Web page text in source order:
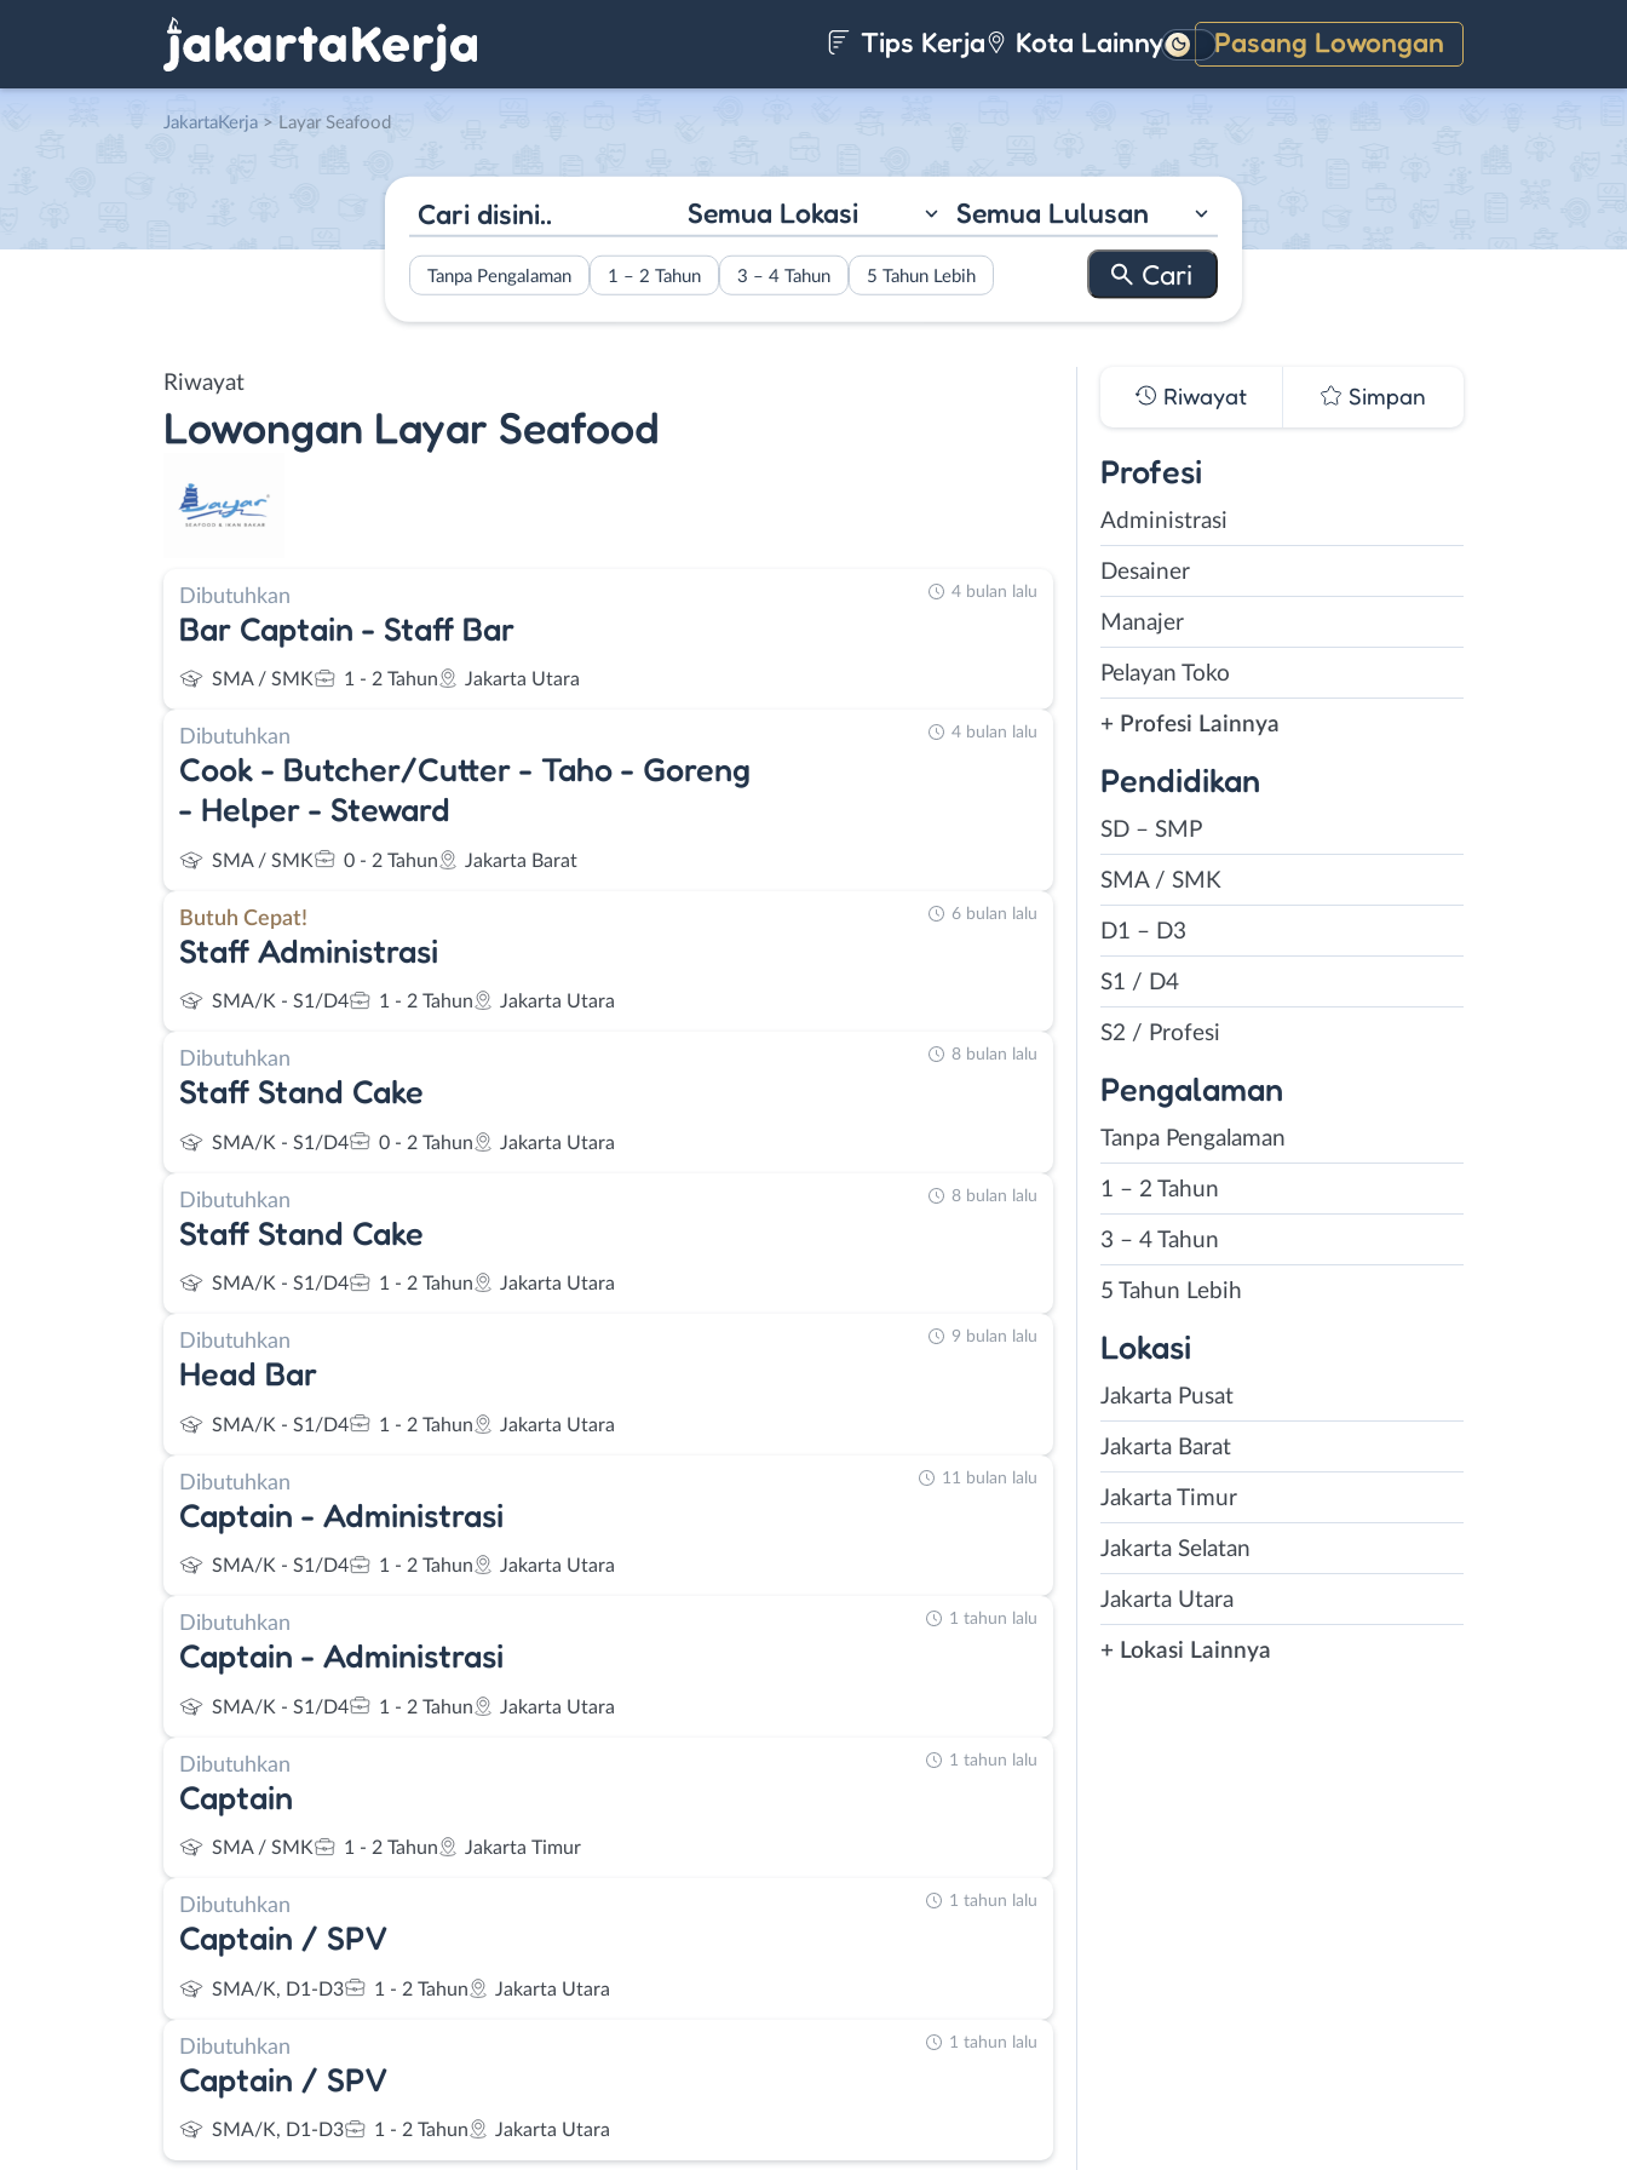
Tips Kerja Kota Lainnya Pasang Lowongan
Gelap
JakartaKerja > Layar Seafood
Semua Lokasi Semua Lulusan
Tanpa Pengalaman 1 – 2 Tahun 3 – 4 Tahun 5 Tahun Lebih
Riwayat
Lowongan Layar Seafood
Dibutuhkan
Bar Captain - Staff Bar
SMA / SMK 1 - 2 Tahun Jakarta Utara
4 bulan lalu
Dibutuhkan
Cook - Butcher/Cutter - Taho - Goreng
- Helper - Steward
SMA / SMK 0 - 2 Tahun Jakarta Barat
4 bulan lalu
Butuh Cepat!
Staff Administrasi
SMA/K - S1/D4 1 - 2 Tahun Jakarta Utara
6 bulan lalu
Dibutuhkan
Staff Stand Cake
SMA/K - S1/D4 0 - 2 Tahun Jakarta Utara
8 bulan lalu
Dibutuhkan
Staff Stand Cake
SMA/K - S1/D4 1 - 2 Tahun Jakarta Utara
8 bulan lalu
Dibutuhkan
Head Bar
SMA/K - S1/D4 1 - 2 Tahun Jakarta Utara
9 bulan lalu
Dibutuhkan
Captain - Administrasi
SMA/K - S1/D4 1 - 2 Tahun Jakarta Utara
11 bulan lalu
Dibutuhkan
Captain - Administrasi
SMA/K - S1/D4 1 - 2 Tahun Jakarta Utara
1 tahun lalu
Dibutuhkan
Captain
SMA / SMK 1 - 2 Tahun Jakarta Timur
1 tahun lalu
Dibutuhkan
Captain / SPV
SMA/K, D1-D3 1 - 2 Tahun Jakarta Utara
1 tahun lalu
Dibutuhkan
Captain / SPV
SMA/K, D1-D3 1 - 2 Tahun Jakarta Utara
1 tahun lalu
Riwayat Simpan
Profesi
Administrasi
Desainer
Manajer
Pelayan Toko
+ Profesi Lainnya
Pendidikan
SD – SMP
SMA / SMK
D1 – D3
S1 / D4
S2 / Profesi
Pengalaman
Tanpa Pengalaman
1 – 2 Tahun
3 – 4 Tahun
5 Tahun Lebih
Lokasi
Jakarta Pusat
Jakarta Barat
Jakarta Timur
Jakarta Selatan
Jakarta Utara
+ Lokasi Lainnya